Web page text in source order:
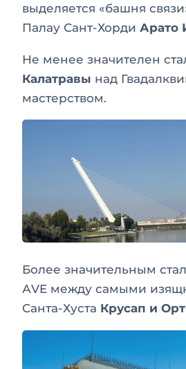
выделяется «башня
Палау Сант-Хорди Арато
Не менее значителен
Калатравы над
мастерством.
Более значительным
АVE между самыми
Санта-Хуста Крусап и